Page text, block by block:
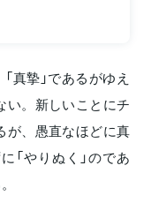
真摯」であるがゆえ
い。新しいことにチ
が、愚直なほどに真
「やりぬく」のであ